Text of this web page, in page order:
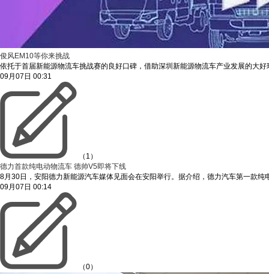
俊风EM10等你来挑战
依托于首届新能源物流车挑战赛的良好口碑，借助深圳新能源物流车产业发展的大
09月07日 00:31
（1）
德力首款纯电动物流车 德帅V5即将下线
8月30日，安阳德力新能源汽车媒体见面会在安阳举行。据介绍，德力汽车第一款
09月07日 00:14
（0）